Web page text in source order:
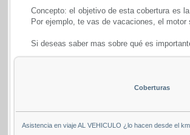
Concepto: el objetivo de esta cobertura es
Por ejemplo, te vas de vacaciones, el motor
Si deseas saber mas sobre qué es
Coberturas
Asistencia en viaje AL VEHICULO ¿lo hacen desde el